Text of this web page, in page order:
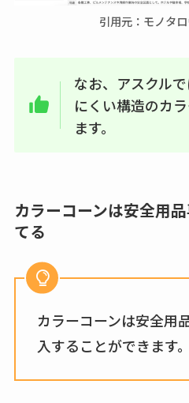
引用元：モノタ
なお、アスクル
にくい構造のカ
ます。
カラーコーンは安全用
てる
カラーコーンは安全用
入することができます。